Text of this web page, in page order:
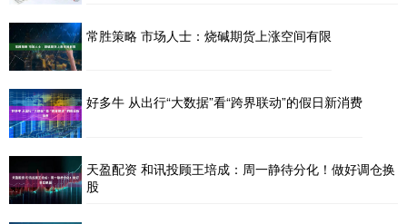
常胜策略 市场人士：烧碱期货上涨空间有限
好多牛 从出行“大数据”看“跨界联动”的假日新消费
天盈配资 和讯投顾王培成：周一静待分化！做好调仓换
股